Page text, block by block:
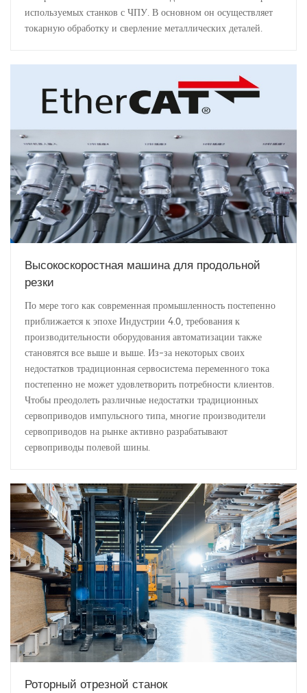
используемых станков с ЧПУ. В основном он осуществляет
токарную обработку и сверление металлических деталей.
Высокоскоростная машина для продольной
резки
По мере того как современная промышленность постепенно
приближается к эпохе Индустрии 4.0, требования к
производительности оборудования автоматизации также
становятся все выше и выше. Из-за некоторых своих
недостатков традиционная сервосистема переменного тока
постепенно не может удовлетворить потребности клиентов.
Чтобы преодолеть различные недостатки традиционных
сервоприводов импульсного типа, многие производители
сервоприводов на рынке активно разрабатывают
сервоприводы полевой шины.
Роторный отрезной станок